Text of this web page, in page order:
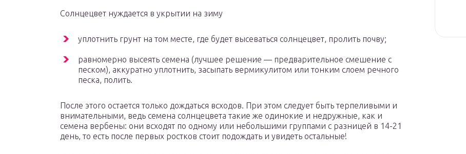
Солнцецвет нуждается в укрытии на зиму
уплотнить грунт на том месте, где будет высеваться солнцецвет, пролить почву;
равномерно высеять семена (лучшее решение — предварительное смешение с
песком), аккуратно уплотнить, засыпать вермикулитом или тонким слоем речного
песка, полить.
После этого остается только дождаться всходов. При этом следует быть терпеливыми и
внимательными, ведь семена солнцецвета такие же одинокие и недружные, как и
семена вербены: они всходят по одному или небольшими группами с разницей в 14-21
день, то есть после первых ростков стоит подождать и увидеть остальные!